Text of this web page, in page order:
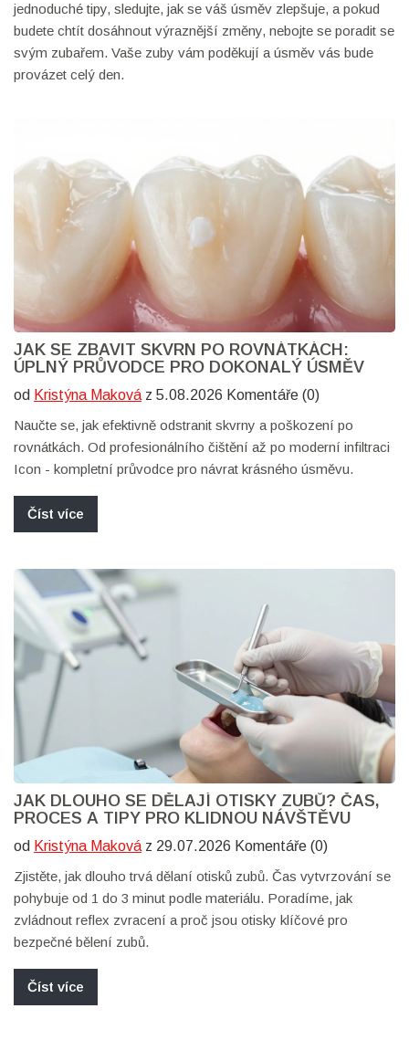
jednoduché tipy, sledujte, jak se váš úsměv zlepšuje, a pokud
budete chtít dosáhnout výraznější změny, nebojte se poradit se
svým zubařem. Vaše zuby vám poděkují a úsměv vás bude
provázet celý den.
JAK SE ZBAVIT SKVRN PO ROVNÁTKÁCH:
ÚPLNÝ PRŮVODCE PRO DOKONALÝ ÚSMĚV
od Kristýna Maková z 5.08.2026 Komentáře (0)
Naučte se, jak efektivně odstranit skvrny a poškození po
rovnátkách. Od profesionálního čištění až po moderní infiltraci
Icon - kompletní průvodce pro návrat krásného úsměvu.
Číst více
JAK DLOUHO SE DĚLAJÍ OTISKY ZUBŮ? ČAS,
PROCES A TIPY PRO KLIDNOU NÁVŠTĚVU
od Kristýna Maková z 29.07.2026 Komentáře (0)
Zjistěte, jak dlouho trvá dělaní otisků zubů. Čas vytvrzování se
pohybuje od 1 do 3 minut podle materiálu. Poradíme, jak
zvládnout reflex zvracení a proč jsou otisky klíčové pro
bezpečné bělení zubů.
Číst více